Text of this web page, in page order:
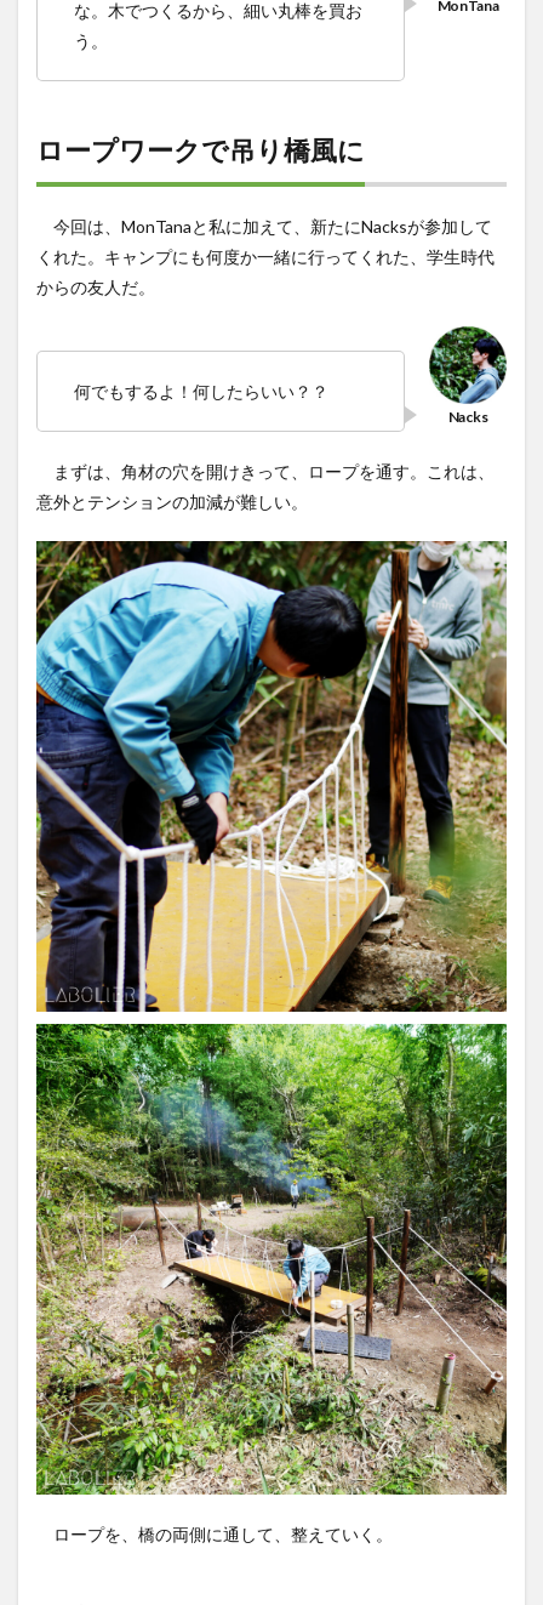
な。木でつくるから、細い丸棒を買お
う。
ロープワークで吊り橋風に
今回は、MonTanaと私に加えて、新たにNacksが参加して
くれた。キャンプにも何度か一緒に行ってくれた、学生時代
からの友人だ。
何でもするよ！何したらいい？？
まずは、角材の穴を開けきって、ロープを通す。これは、
意外とテンションの加減が難しい。
ロープを、橋の両側に通して、整えていく。